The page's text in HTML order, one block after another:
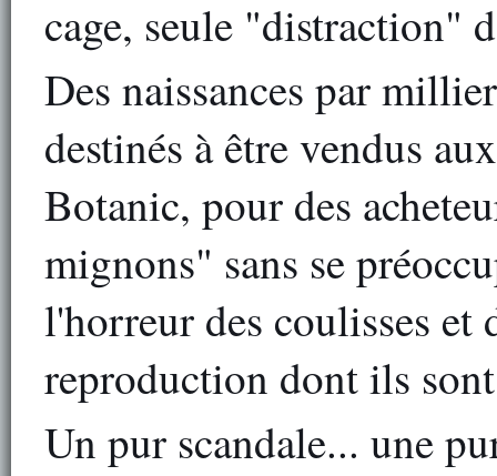
cage, seule "distraction"
Des naissances par
destinés à être vendus
Botanic, pour des
mignons" sans se
l'horreur des coulisses et
reproduction dont ils
Un pur scandale... une